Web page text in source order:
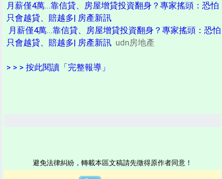
月薪僅4萬...靠信貸、房屋增貸投資翻身？專家搖頭：恐怕
只會越貸、賠越多| 房產新訊
月薪僅4萬...靠信貸、房屋增貸投資翻身？專家搖頭：恐怕
只會越貸、賠越多| 房產新訊 udn房地產
> > > 按此閱讀「完整報導」
避免法律糾紛，轉載本區文稿請先徵得原作者同意！